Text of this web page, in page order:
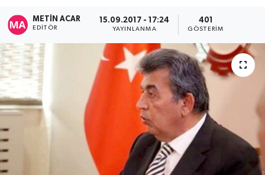
METIN ACAR
EDITÖR
15.09.2017 - 17:24
YAYINLANMA
401
GÖSTERIM
Son Dakika Haberleri
Haber Arşivi